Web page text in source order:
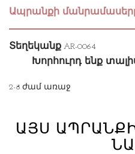
Ապրանքի
Տեղեկանք AR-0064
Խորհուրդ ենք
2-8 ժամ առաջ
ԱՅՍ